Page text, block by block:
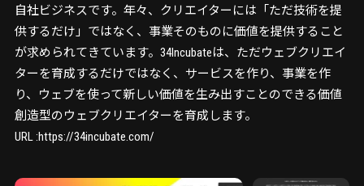
自社ビジネスです。年々、クリエイターには「ただ技術を提
供するだけ」ではなく、事業そのものに価値を提供すること
が求められてきています。34Incubateは、ただウェブクリエイ
ターを育成するだけではなく、サービスを作り、事業を作
り、ウェブを使って新しい価値を生み出すことのできる価値
創造型のウェブクリエイターを育成します。
URL :https://34incubate.com/